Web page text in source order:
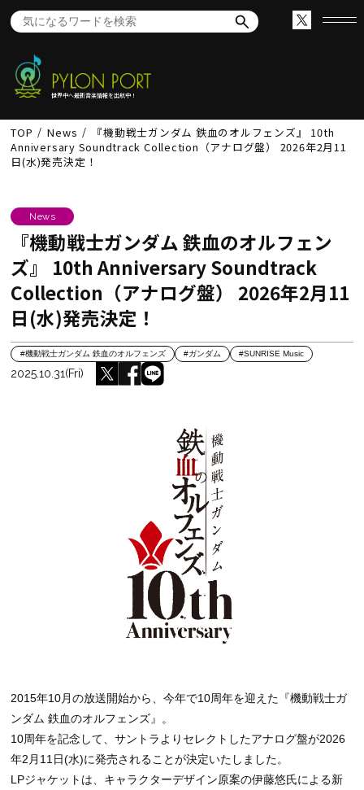
世界中へ最新音楽情報を出航中！
TOP News
『機動戦士ガンダム 鉄血のオルフェンズ』 10th
Anniversary Soundtrack Collection（アナログ盤） 2026年2月11
日(水)発売決定！
News
『機動戦士ガンダム 鉄血のオルフェン
ズ』 10th Anniversary Soundtrack
Collection（アナログ盤） 2026年2月11
日(水)発売決定！
#機動戦士ガンダム 鉄血のオルフェンズ #ガンダム #SUNRISE Music
2025.10.31(Fri)
2015年10月の放送開始から、今年で10周年を迎えた『機動戦士ガ
ンダム 鉄血のオルフェンズ』。
10周年を記念して、サントラよりセレクトしたアナログ盤が2026
年2月11日(水)に発売されることが決定いたしました。
LPジャケットは、キャラクターデザイン原案の伊藤悠氏による新